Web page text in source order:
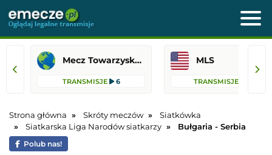
Mecz Towarzyski (siatkówka)
TRANSMISJE 6
MLS
TRANSMISJE
Strona główna Skróty meczów
Siatkówka
Siatkarska Liga Narodów siatkarzy
Bułgaria - Serbia
Polub nas!